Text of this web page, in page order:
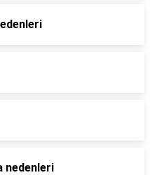
nedenleri